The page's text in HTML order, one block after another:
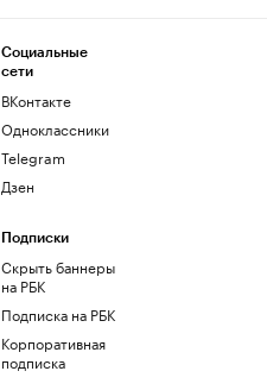
Социальные
сети
ВКонтакте
Одноклассники
Telegram
Дзен
Подписки
Скрыть баннеры
на РБК
Подписка на РБК
Корпоративная
подписка